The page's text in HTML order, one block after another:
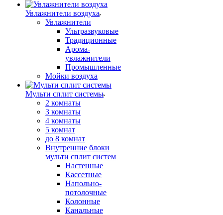
Увлажнители воздуха
Увлажнители
Ультразвуковые
Традиционные
Арома-
увлажнители
Промышленные
Мойки воздуха
Мульти сплит системы
2 комнаты
3 комнаты
4 комнаты
5 комнат
до 8 комнат
Внутренние блоки
мульти сплит систем
Настенные
Кассетные
Напольно-
потолочные
Колонные
Канальные